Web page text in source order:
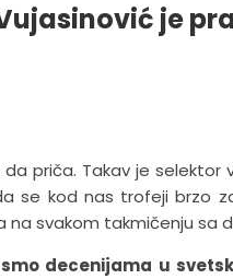
je
priča. Takav je
se kod nas trofeji brzo
svakom takmičenju sa
decenijama u